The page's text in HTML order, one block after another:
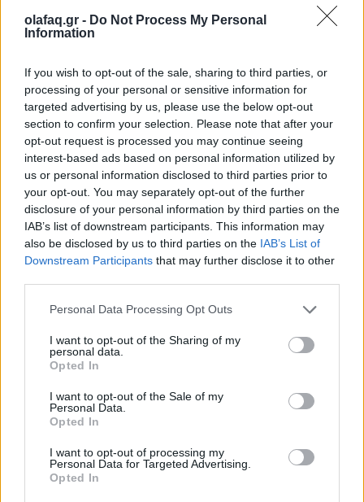
olafaq.gr - Do Not Process My Personal
Information
If you wish to opt-out of the sale, sharing to third parties, or
processing of your personal or sensitive information for
targeted advertising by us, please use the below opt-out
section to confirm your selection. Please note that after your
opt-out request is processed you may continue seeing
interest-based ads based on personal information utilized by
us or personal information disclosed to third parties prior to
your opt-out. You may separately opt-out of the further
disclosure of your personal information by third parties on the
IAB’s list of downstream participants. This information may
also be disclosed by us to third parties on the IAB’s List of
Downstream Participants that may further disclose it to other
Personal Data Processing Opt Outs
I want to opt-out of the Sharing of my
personal data.
Opted In
I want to opt-out of the Sale of my
Personal Data.
Opted In
I want to opt-out of processing my
Personal Data for Targeted Advertising.
Opted In
Την Κυριακή 26 Οκτωβρίου, στις 04:00 τα ξημερώματα, θα
χρόνο: θα γυρίσουμε τα ρολόγια μας πίσω μία ώρα, για να
"εξοικονομήσουμε ενέργεια".
Ελλάδα
Παραλύει η χώρα από τη 24ωρη απεργία
ΓΣΕΕ και ΑΔΕΔΥ ενάντια στο νέο εργασιακό
νομοσχέδιο
01.10.25
Δημόσιοι υπάλληλοι, γιατροί, εκπαιδευτικοί, δικαστικοί